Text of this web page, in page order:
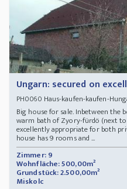
Ungarn: secured on
PH0060 Haus-kaufen-kaufen-
Big house for sale. Inbetween the
warm bath of Zyory-fürdö (next
excellently appropriate for both
house has 9 rooms and ...
Zimmer: 9
Wohnfläche: 500,00m²
Grundstück: 2.500,00m²
Miskolc